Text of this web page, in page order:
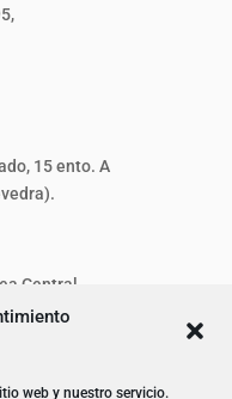
web y nuestro servicio.
15 ento. A
Central,
verde)
(A Coruña).